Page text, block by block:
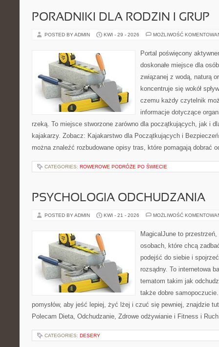
PORADNIKI DLA RODZIN I GRUP
POSTED BY ADMIN KWI - 29 - 2026 MOŻLIWOŚĆ
Portal poświęcony
doskonałe miejsce dla
związanej z wodą, naturą
koncentruje się wokół
czemu każdy czytelnik
informacje dotyczące
rzeką. To miejsce stworzone zarówno dla początkujących, jak i
kajakarzy. Zobacz: Kajakarstwo dla Początkujących i
można znaleźć rozbudowane opisy tras, które pomagają dobrać
CATEGORIES: ROWEROWE PODRÓŻE PO ŚWIECIE
PSYCHOLOGIA ODCHUDZANIA
POSTED BY ADMIN KWI - 21 - 2026 MOŻLIWOŚĆ
MagicalJune to
osobach, które chcą
podejść do siebie i
rozsądny. To internetowa
tematom takim jak
także dobre
pomysłów, aby jeść lepiej, żyć lżej i czuć się pewniej, znajdzie
Polecam Dieta, Odchudzanie, Zdrowe odżywianie i Fitness i
CATEGORIES: DESERY